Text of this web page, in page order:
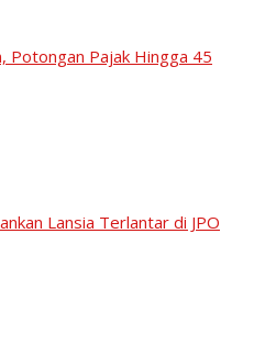
Potongan Pajak Hingga 45
Lansia Terlantar di JPO